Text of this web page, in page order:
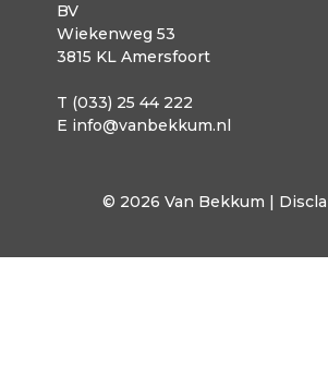
BV
Wiekenweg 53
3815 KL Amersfoort
T (033) 25 44 222
E info@vanbekkum.nl
© 2026 Van Bekkum |